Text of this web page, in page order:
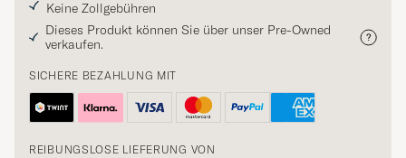
Keine Zollgebühren
Dieses Produkt können Sie über unser Pre-Owned
verkaufen.
SICHERE BEZAHLUNG MIT
REIBUNGSLOSE LIEFERUNG VON